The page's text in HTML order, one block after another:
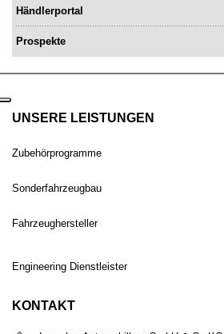
Händlerportal
Prospekte
UNSERE LEISTUNGEN
Zubehörprogramme
Sonderfahrzeugbau
Fahrzeughersteller
Engineering Dienstleister
KONTAKT